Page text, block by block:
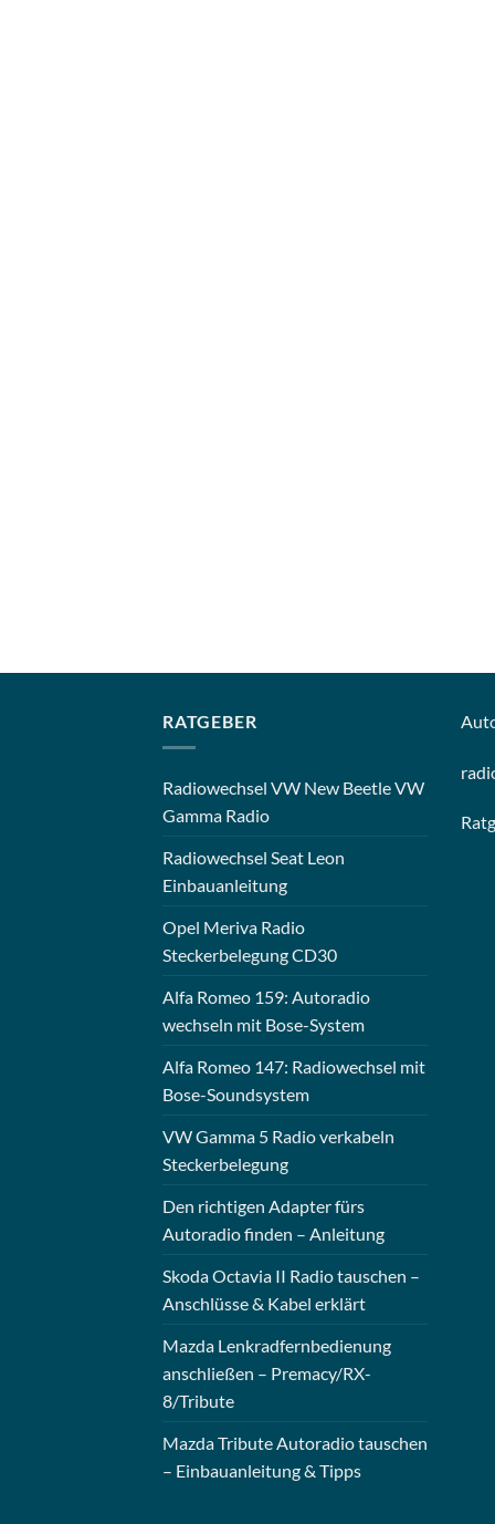
RATGEBER
Radiowechsel VW New Beetle VW
Gamma Radio
Radiowechsel Seat Leon
Einbauanleitung
Opel Meriva Radio
Steckerbelegung CD30
Alfa Romeo 159: Autoradio
wechseln mit Bose-System
Alfa Romeo 147: Radiowechsel mit
Bose-Soundsystem
VW Gamma 5 Radio verkabeln
Steckerbelegung
Den richtigen Adapter fürs
Autoradio finden – Anleitung
Skoda Octavia II Radio tauschen –
Anschlüsse & Kabel erklärt
Mazda Lenkradfernbedienung
anschließen – Premacy/RX-
8/Tribute
Mazda Tribute Autoradio tauschen
– Einbauanleitung & Tipps